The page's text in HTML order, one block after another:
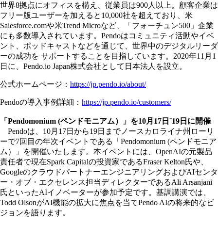
世界8拠点にオフィスを構え、従業員は900人以上。顧客企業は
フリー版ユーザーを加えると10,000社を超えており、米
Salesforce.comや米Trend Microなど、「フォーチュン500」企業
にも多数導入されています。Pendoはコミュニティ活動やイベ
ント、ポッドキャストなどを通じて、世界中のデジタルリーダ
ーの成功を サポートすることを目指しています。2020年11月1
日に、Pendo.io Japan株式会社として日本法人を設立。
公式ホームページ： https://jp.pendo.io/about/
Pendoの導入事例詳細： https://jp.pendo.io/customers/
「Pendomonium (ペンドモニアム）」を10月17日⁻19日に開催
Pendoは、10月17日から19日までノースカロライナ州ローリ
ーで7回目の年次イベントである「Pendomonium (ペンドモニア
ム）」を開催いたします。本イベントには、OpenAIの元製品
責任者で現在Spark Capitalの投資家であるFraser Kelton氏や、
GoogleのクラウドパートナーエンジニアリングおよびAIセンタ
ー・オブ・エクセレンス担当ディレクターであるAli Arsanjani
氏といったAIイノベーターが参加予定です。基調講演では、
Todd OlsonがAI機能の拡大に焦点を当てPendo AIの将来的なビ
ジョンを語ります。